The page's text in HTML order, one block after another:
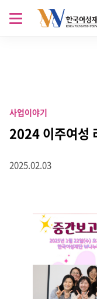
Skip to content
메뉴 열기
사업이야기
2024 이주여성
2025.02.03